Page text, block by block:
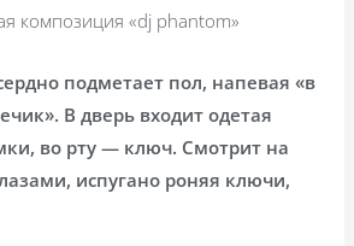
композиция «dj phantom»
подметает пол, напевая «в
В дверь входит одетая
во рту — ключ. Смотрит на
испугано роняя ключи,